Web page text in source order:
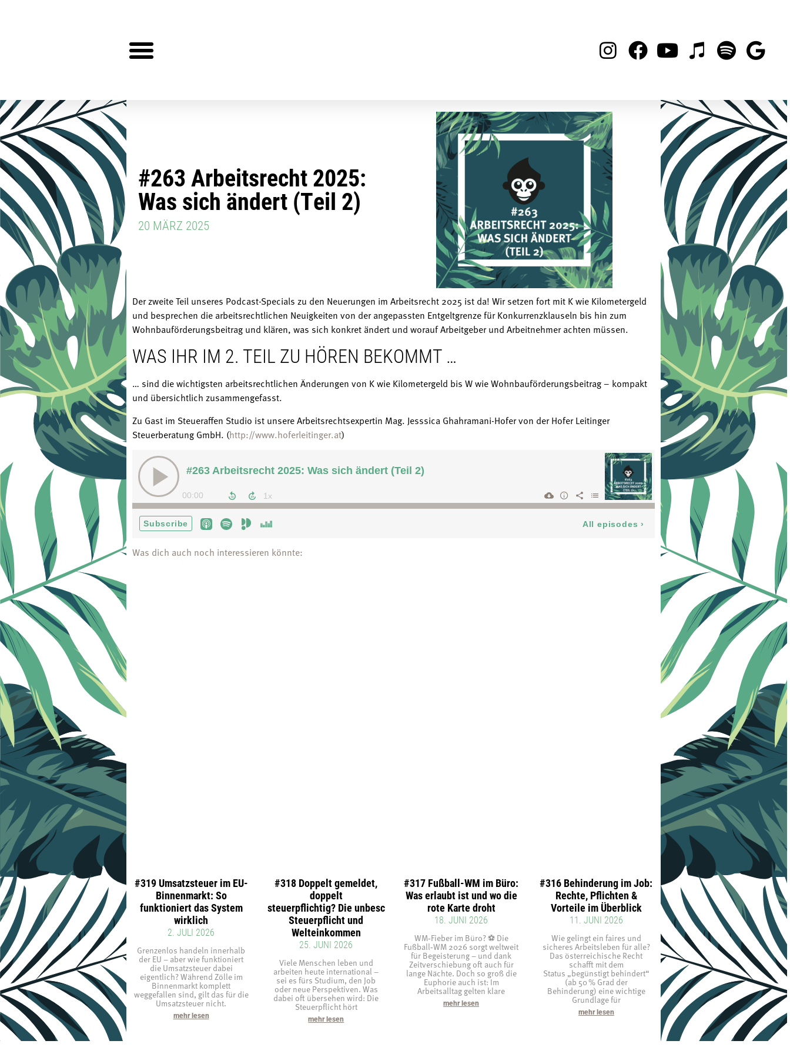
#263 Arbeitsrecht 2025:
Was sich ändert (Teil 2)
20 MÄRZ 2025
Der zweite Teil unseres Podcast-Specials zu den Neuerungen im Arbeitsrecht 2025 ist da! Wir setzen fort mit K wie Kilometergeld
und besprechen die arbeitsrechtlichen Neuigkeiten von der angepassten Entgeltgrenze für Konkurrenzklauseln bis hin zum
Wohnbauförderungsbeitrag und klären, was sich konkret ändert und worauf Arbeitgeber und Arbeitnehmer achten müssen.
WAS IHR IM 2. TEIL ZU HÖREN BEKOMMT …
… sind die wichtigsten arbeitsrechtlichen Änderungen von K wie Kilometergeld bis W wie Wohnbauförderungsbeitrag – kompakt
und übersichtlich zusammengefasst.
Zu Gast im Steueraffen Studio ist unsere Arbeitsrechtsexpertin Mag. Jesssica Ghahramani-Hofer von der Hofer Leitinger
Steuerberatung GmbH. (http://www.hoferleitinger.at)
Was dich auch noch interessieren könnte:
#319 Umsatzsteuer im EU-
Binnenmarkt: So
funktioniert das System
wirklich
2. JULI 2026
Grenzenlos handeln innerhalb
der EU – aber wie funktioniert
die Umsatzsteuer dabei
eigentlich? Während Zölle im
Binnenmarkt komplett
weggefallen sind, gilt das für die
Umsatzsteuer nicht.
mehr lesen
#318 Doppelt gemeldet,
doppelt
steuerpflichtig? Die unbeschränkte
Steuerpflicht und
Welteinkommen
25. JUNI 2026
Viele Menschen leben und
arbeiten heute international –
sei es fürs Studium, den Job
oder neue Perspektiven. Was
dabei oft übersehen wird: Die
Steuerpflicht hört
mehr lesen
#317 Fußball-WM im Büro:
Was erlaubt ist und wo die
rote Karte droht
18. JUNI 2026
WM‑Fieber im Büro? ⚽ Die
Fußball‑WM 2026 sorgt weltweit
für Begeisterung – und dank
Zeitverschiebung oft auch für
lange Nächte. Doch so groß die
Euphorie auch ist: Im
Arbeitsalltag gelten klare
mehr lesen
#316 Behinderung im Job:
Rechte, Pflichten &
Vorteile im Überblick
11. JUNI 2026
Wie gelingt ein faires und
sicheres Arbeitsleben für alle?
Das österreichische Recht
schafft mit dem
Status „begünstigt behindert“
(ab 50 % Grad der
Behinderung) eine wichtige
Grundlage für
mehr lesen